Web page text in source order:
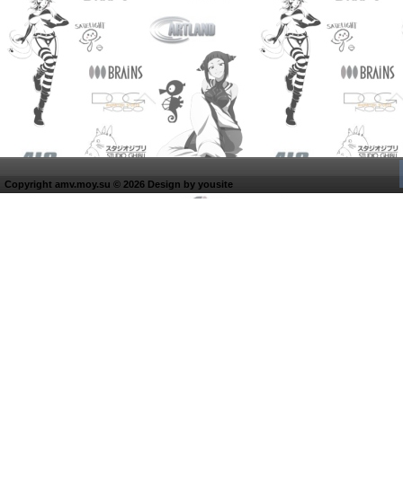
Copyright amv.moy.su © 2026 Design by yousite